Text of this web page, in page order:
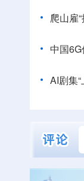
爬山雇
中国
AI剧集